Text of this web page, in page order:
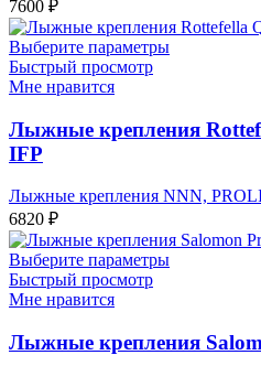
7600 ₽
Выберите параметры
Быстрый просмотр
Мне нравится
Лыжные крепления
IFP
Лыжные крепления NNN,
6820 ₽
Выберите параметры
Быстрый просмотр
Мне нравится
Лыжные крепления